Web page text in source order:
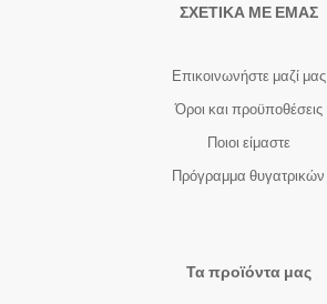
ΣΧΕΤΙΚΑ ΜΕ ΕΜΑΣ
Επικοινωνήστε μαζί μας
Όροι και προϋποθέσεις
Ποιοι είμαστε
Πρόγραμμα θυγατρικών
Τα προϊόντα μας